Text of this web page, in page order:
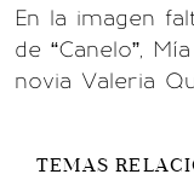
En la imagen
de “Canelo”,
novia Valeria
TEMAS